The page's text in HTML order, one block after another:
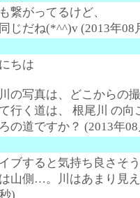
繋がってるけど、
じだね(*^^)v (2013年08
ちは
の写真は、どこからの
行く道は、 根尾川 の
の道ですか？ (2013年
ブすると気持ち良さそ
山側…。川はあまり見
)